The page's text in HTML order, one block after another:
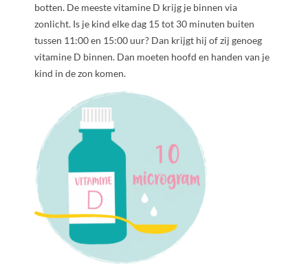
botten. De meeste vitamine D krijg je binnen via
zonlicht. Is je kind elke dag 15 tot 30 minuten buiten
tussen 11:00 en 15:00 uur? Dan krijgt hij of zij genoeg
vitamine D binnen. Dan moeten hoofd en handen van je
kind in de zon komen.